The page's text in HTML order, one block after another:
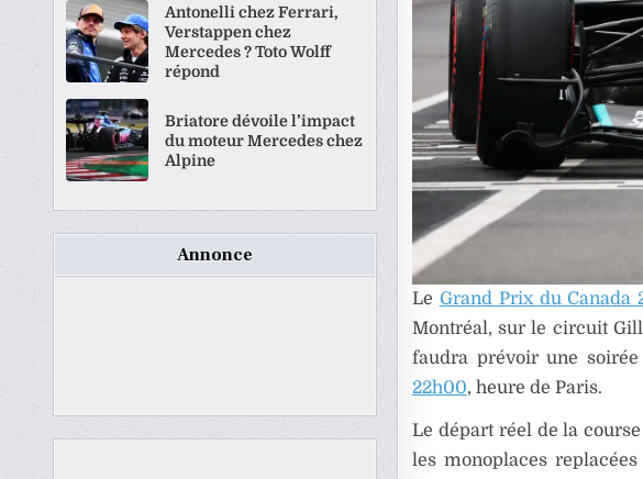
Le Grand Prix du Canada
Montréal, sur le circuit
faudra prévoir une
22h00, heure de Paris.
Le départ réel de la
les monoplaces
Antonelli chez Ferrari,
Verstappen chez
Mercedes ? Toto Wolff
répond
Briatore dévoile l’impact
du moteur Mercedes chez
Alpine
Annonce